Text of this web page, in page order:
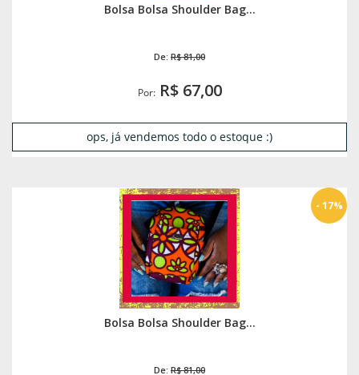
Bolsa Bolsa Shoulder Bag...
De: R$ 81,00
Por:R$ 67,00
ops, já vendemos todo o estoque :)
Bolsa Bolsa Shoulder Bag...
De: R$ 81,00
- 17%